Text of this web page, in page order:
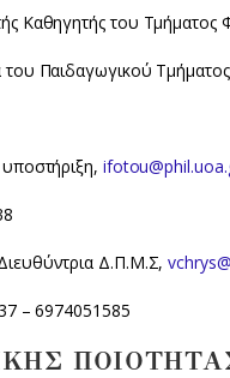
Καθηγητής του Τμήματος
Παιδαγωγικού
Δ.Π.Μ.Σ,
– 6974051585